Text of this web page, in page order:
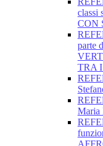
classi
CON
parte
TRA
Maria